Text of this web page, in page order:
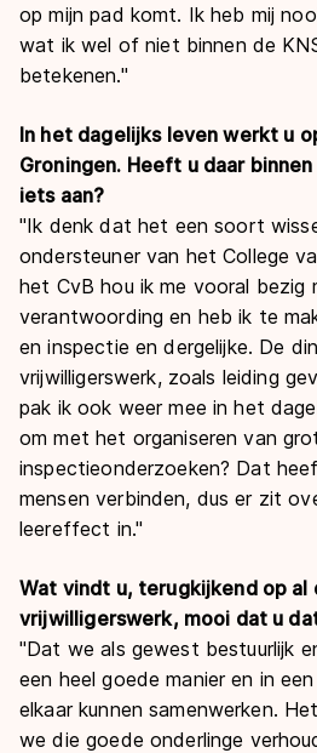
op mijn pad komt. Ik heb mij
wat ik wel of niet binnen de
betekenen."
In het dagelijks leven werkt u
Groningen. Heeft u daar
iets aan?
"Ik denk dat het een soort
ondersteuner van het College
het CvB hou ik me vooral bezig
verantwoording en heb ik te
en inspectie en dergelijke. De
vrijwilligerswerk, zoals leiding
pak ik ook weer mee in het
om met het organiseren van
inspectieonderzoeken? Dat
mensen verbinden, dus er zit
leereffect in."
Wat vindt u, terugkijkend op al
vrijwilligerswerk, mooi dat u
"Dat we als gewest bestuurlijk
een heel goede manier en in
elkaar kunnen samenwerken.
we die goede onderlinge